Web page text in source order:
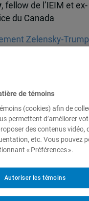
, fellow de l’IEIM et ex-
du Canada
Zelensky-
, fellow de
du Canada
sur les relations
: «On entre dans
chaos», 98.5FM, 4
de témoins
(cookies) afin de
permettent d’améliorer
des contenus vidéo,
etc. Vous pouvez
« Préférences ».
Autoriser les témoins